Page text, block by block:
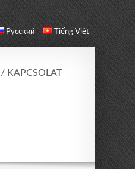
Русский Tiếng Việt
KAPCSOLAT